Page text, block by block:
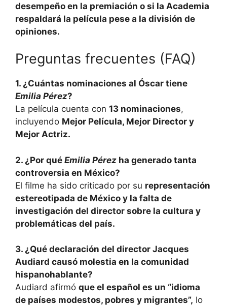
desempeño en la premiación o si la Academia
respaldará la película pese a la división de
opiniones.
Preguntas frecuentes (FAQ)
1. ¿Cuántas nominaciones al Óscar tiene
Emilia Pérez?
La película cuenta con 13 nominaciones,
incluyendo Mejor Película, Mejor Director y
Mejor Actriz.
2. ¿Por qué Emilia Pérez ha generado tanta
controversia en México?
El filme ha sido criticado por su representación
estereotipada de México y la falta de
investigación del director sobre la cultura y
problemáticas del país.
3. ¿Qué declaración del director Jacques
Audiard causó molestia en la comunidad
hispanohablante?
Audiard afirmó que el español es un “idioma
de países modestos, pobres y migrantes”, lo